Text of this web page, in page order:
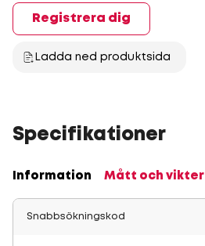
Registrera dig
Ladda ned produktsida
Specifikationer
Information Mått och vikter
Snabbsökningskod